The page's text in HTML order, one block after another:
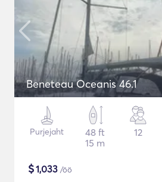
Beneteau Oceanis 46.1
Purjejaht
48 ft
15 m
12
$1,033 /öö